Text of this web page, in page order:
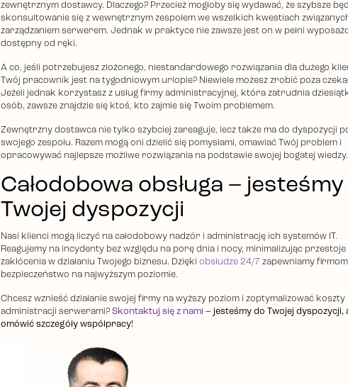
zewnętrznym dostawcy. Dlaczego? Przecież mogłoby się wydawać, że szybsze
skonsultowanie się z wewnętrznym zespołem we wszelkich kwestiach
zarządzaniem serwerem. Jednak w praktyce nie zawsze jest on w pełni
dostępny od ręki.
A co, jeśli potrzebujesz złożonego, niestandardowego rozwiązania dla dużego
Twój pracownik jest na tygodniowym urlopie? Niewiele możesz zrobić poza
Jeżeli jednak korzystasz z usług firmy administracyjnej, która zatrudnia
osób, zawsze znajdzie się ktoś, kto zajmie się Twoim problemem.
Zewnętrzny dostawca nie tylko szybciej zareaguje, lecz także ma do dyspozycji
swojego zespołu. Razem mogą oni dzielić się pomysłami, omawiać Twój problem i
opracowywać najlepsze możliwe rozwiązania na podstawie swojej bogatej wiedzy.
Całodobowa obsługa –
Twojej dyspozycji
Nasi klienci mogą liczyć na całodobowy nadzór i administrację ich systemów IT.
Reagujemy na incydenty bez względu na porę dnia i nocy, minimalizując przestoje
zakłócenia w działaniu Twojego biznesu. Dzięki obsłudze 24/7 zapewniamy firmom
bezpieczeństwo na najwyższym poziomie.
Chcesz wznieść działanie swojej firmy na wyższy poziom i zoptymalizować koszty
administracji serwerami? Skontaktuj się z nami – jesteśmy do Twojej dyspozycji,
omówić szczegóły współpracy!